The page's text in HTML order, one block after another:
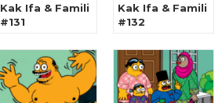
Kak Ifa & Famili
#131
Kak Ifa & Famili
#132